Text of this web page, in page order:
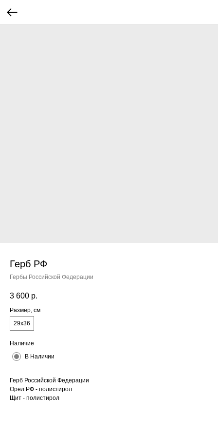
Герб РФ
Гербы Российской Федерации
3 600 р.
Размер, см
29x36
Наличие
В Наличии
Герб Российской Федерации
Орел РФ - полистирол
Щит - полистирол